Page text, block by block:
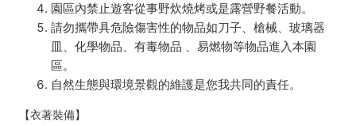
園區內禁止遊客從事野炊燒烤或是露營野餐活動。
請勿攜帶具危險傷害性的物品如刀子、槍械、玻璃器
皿、化學物品、有毒物品 、易燃物等物品進入本園
區。
自然生態與環境景觀的維護是您我共同的責任。
【衣著裝備】